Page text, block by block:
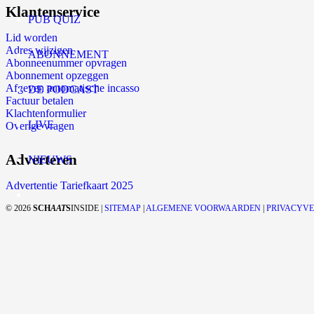
PUB QUIZ
ABONNEMENT
DE PODCAST
LIVE
NIEUWS
Klantenservice
Lid worden
Adres wijzigen
Abonneenummer opvragen
Abonnement opzeggen
Afgeven automatische incasso
Factuur betalen
Klachtenformulier
Overige vragen
Adverteren
Advertentie Tariefkaart 2025
© 2026 SCHAATSINSIDE | SITEMAP ALGEMENE VOORWAARDEN